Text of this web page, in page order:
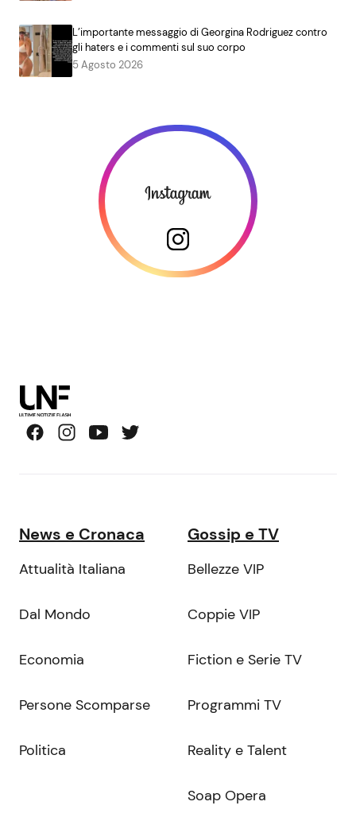
L’importante messaggio di Georgina Rodriguez contro
gli haters e i commenti sul suo corpo
5 Agosto 2026
News e Cronaca
Attualità Italiana
Dal Mondo
Economia
Persone Scomparse
Politica
Gossip e TV
Bellezze VIP
Coppie VIP
Fiction e Serie TV
Programmi TV
Reality e Talent
Soap Opera